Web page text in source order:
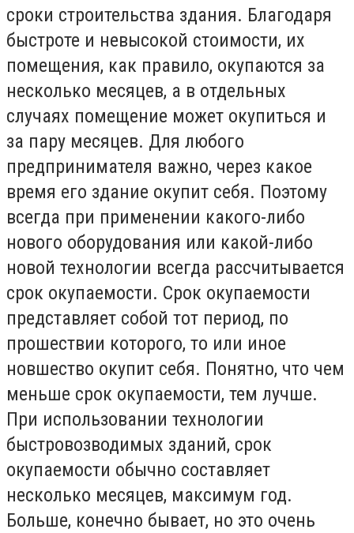
сроки строительства здания. Благодаря
быстроте и невысокой стоимости, их
помещения, как правило, окупаются за
несколько месяцев, а в отдельных
случаях помещение может окупиться и
за пару месяцев. Для любого
предпринимателя важно, через какое
время его здание окупит себя. Поэтому
всегда при применении какого-либо
нового оборудования или какой-либо
новой технологии всегда рассчитывается
срок окупаемости. Срок окупаемости
представляет собой тот период, по
прошествии которого, то или иное
новшество окупит себя. Понятно, что чем
меньше срок окупаемости, тем лучше.
При использовании технологии
быстровозводимых зданий, срок
окупаемости обычно составляет
несколько месяцев, максимум год.
Больше, конечно бывает, но это очень